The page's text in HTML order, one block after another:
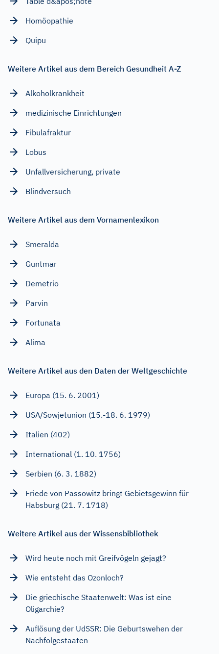
Homöopathie
Quipu
Weitere Artikel aus dem Bereich Gesundheit A-Z
Alkoholkrankheit
medizinische Einrichtungen
Fibulafraktur
Lobus
Unfallversicherung, private
Blindversuch
Weitere Artikel aus dem Vornamenlexikon
Smeralda
Guntmar
Demetrio
Parvin
Fortunata
Alima
Weitere Artikel aus den Daten der Weltgeschichte
Europa (15. 6. 2001)
USA/Sowjetunion (15.-18. 6. 1979)
Italien (402)
International (1. 10. 1756)
Serbien (6. 3. 1882)
Friede von Passowitz bringt Gebietsgewinn für
Habsburg (21. 7. 1718)
Weitere Artikel aus der Wissensbibliothek
Wird heute noch mit Greifvögeln gejagt?
Wie entsteht das Ozonloch?
Die griechische Staatenwelt: Was ist eine
Oligarchie?
Auflösung der UdSSR: Die Geburtswehen der
Nachfolgestaaten